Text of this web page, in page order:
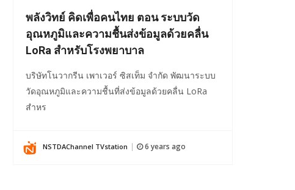
พลังวิทย์ คิดเพื่อคนไทย ตอน ระบบวัด
อุณหภูมิและความชื้นส่งข้อมูลด้วยคลื่น
LoRa สำหรับโรงพยาบาล
บริษัทโนวากรีน เพาเวอร์ ซิสเท็ม จำกัด พัฒนาระบบ
วัดอุณหภูมิและความชื้นที่ส่งข้อมูลด้วยคลื่น LoRa
สำหร
NSTDAChannel TVstation 6 years ago